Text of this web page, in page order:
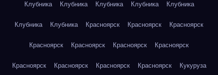
Клубника Клубника Клубника Клубника Клубника
Клубника Клубника Красноярск Красноярск Красноярск
Красноярск Красноярск Красноярск Красноярск
Красноярск Красноярск Красноярск Красноярск Кукуруза